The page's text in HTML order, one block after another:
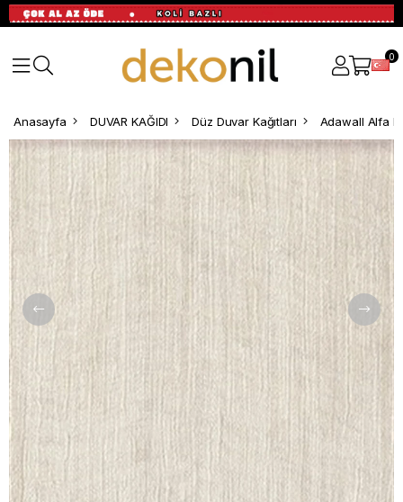
0
Anasayfa DUVAR KAĞIDI Düz Duvar Kağıtları Adawall Alfa